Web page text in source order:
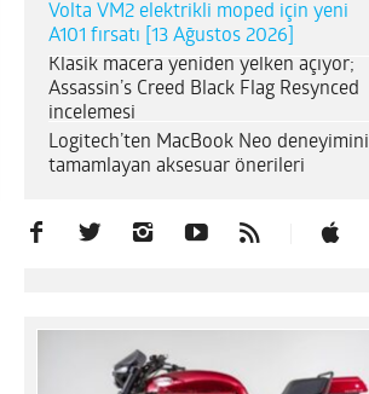
Volta VM2 elektrikli moped için yeni
A101 fırsatı [13 Ağustos 2026]
Klasik macera yeniden yelken açıyor;
Assassin’s Creed Black Flag Resynced
incelemesi
Logitech’ten MacBook Neo deneyimini
tamamlayan aksesuar önerileri